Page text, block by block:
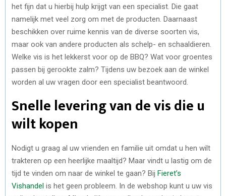
het fijn dat u hierbij hulp krijgt van een specialist. Die gaat
namelijk met veel zorg om met de producten. Daarnaast
beschikken over ruime kennis van de diverse soorten vis,
maar ook van andere producten als schelp- en schaaldieren.
Welke vis is het lekkerst voor op de BBQ? Wat voor groentes
passen bij gerookte zalm? Tijdens uw bezoek aan de winkel
worden al uw vragen door een specialist beantwoord.
Snelle levering van de vis die u
wilt kopen
Nodigt u graag al uw vrienden en familie uit omdat u hen wilt
trakteren op een heerlijke maaltijd? Maar vindt u lastig om de
tijd te vinden om naar de winkel te gaan? Bij Fieret’s
Vishandel is het geen probleem. In de webshop kunt u uw vis